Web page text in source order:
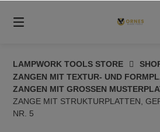
zum
Inhalt
LAMPWORK TOOLS STORE
ZANGEN MIT TEXTUR- UND
ZANGEN MIT GROSSEN
ZANGE MIT STRUKTURPLATTEN,
NR. 5